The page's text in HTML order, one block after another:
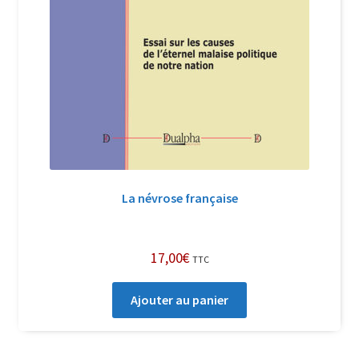
La névrose française
17,00€ TTC
Ajouter au panier